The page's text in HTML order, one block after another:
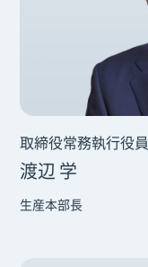
取締役常務執行役員
渡辺 学
生産本部長